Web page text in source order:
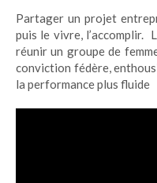
Partager un projet
puis le vivre, l’accomplir.
réunir un groupe de
conviction fédère,
la performance plus fluide